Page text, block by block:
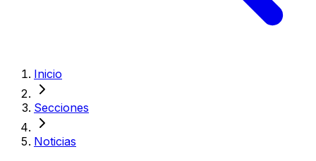
Inicio
Secciones
Noticias